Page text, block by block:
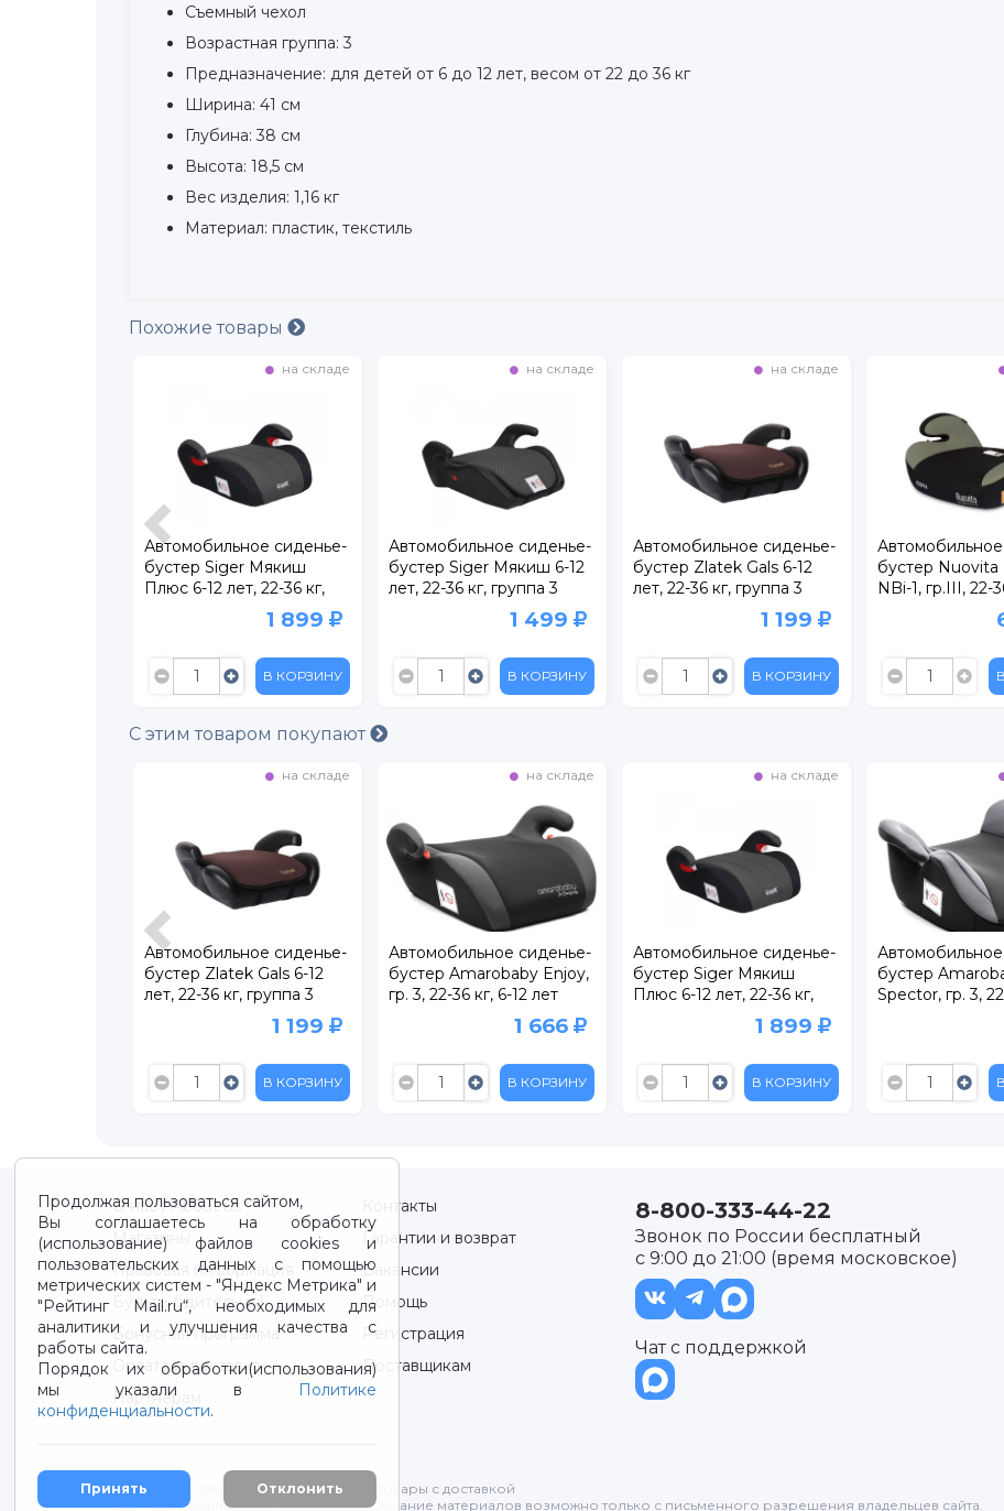
Съемный чехол
Возрастная группа: 3
Предназначение: для детей от 6 до 12 лет, весом от 22 до 36 кг
Ширина: 41 см
Глубина: 38 см
Высота: 18,5 см
Вес изделия: 1,16 кг
Материал: пластик, текстиль
Похожие товары
сиденье-
В КОРЗИНУ
на складе
Автомобильное сиденье-
бустер Siger Мякиш 6-12
лет, 22-36 кг, группа 3
1 499
В КОРЗИНУ
на складе
Автомобильное сиденье-
бустер Zlatek Gals 6-12
лет, 22-36 кг, группа 3
1 199
В КОРЗИНУ
на складе
Автомобильное сиденье-
бустер Nuovita Maczione
NBi-1, гр.III, 22-36 кг, 6-12
6 399
В КОРЗИНУ
бустер
Isofix 22-
группа 3
С этим товаром покупают
на складе
Автомобильное сиденье-
бустер Zlatek Gals 6-12
лет, 22-36 кг, группа 3
В КОРЗИНУ
на складе
Автомобильное сиденье-
бустер Amarobaby Enjoy,
гр. 3, 22-36 кг, 6-12 лет
В КОРЗИНУ
на складе
Автомобильное сиденье-
бустер Siger Мякиш
Плюс 6-12 лет, 22-36 кг,
группа 3
В КОРЗИНУ
на
Автомобильное сиденье-
бустер Amarobaby
Spector, гр. 3, 22-36 кг, 6-
лет
В КОРЗИНУ
Продолжая пользоваться сайтом,
Вы соглашаетесь на обработку
(использование) файлов cookies и
пользовательских данных с помощью
метрических систем - "Яндекс Метрика" и
"Рейтинг Mail.ru“, необходимых для
аналитики и улучшения качества с
работы сайта.
Порядок их обработки(использования)
мы указали в Политике
конфиденциальности.
Принять Отклонить
О нас / About us
Контакты
Магазины
Гарантии и возврат
Правовая информация
Вакансии
Будьте бдительны!
Помощь
Бонусная программа
Регистрация
Оплата и доставка
Поставщикам
Партнерам
8-800-333-44-22
Звонок по России бесплатный
с 9:00 до 21:00 (время московское)
Чат с поддержкой
2012-2026 © ООО "ВОТОНЯ". Детские товары с доставкой
Все права защищены. Любое использование материалов возможно только с письменного разрешения владельцев сайта.